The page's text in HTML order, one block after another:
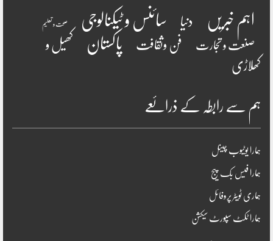
اہم خبریں دنیا سائنس و ٹیکنالوجی صحت و تعلیم
صنعت و تجارت فن وثقافت پاکستان
کھیل و
کھلاڑی
ہم سے رابطہ کے ذرائعے
ہمارا یوٹیوب چینل
ہمارا فیس بک پیج
ہماری ٹویٹر پروفائل
ہمارا ٹکٹ سپورٹ سیکشن